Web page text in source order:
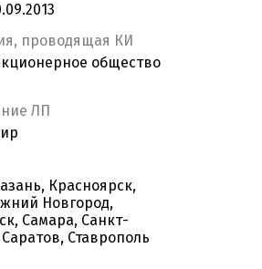
проводящая КИ
общество
ЛП
Красноярск,
Новгород,
Самара, Санкт-
Ставрополь